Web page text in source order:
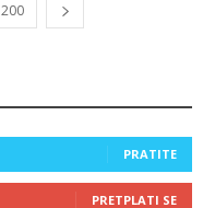
200
PRATITE
PRETPLATI SE